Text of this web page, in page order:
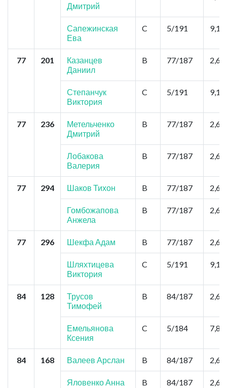
Дмитрий
Сапежинская
Ева
C 5/191 9,1
77 201
Казанцев
Даниил
B 77/187 2,6
Степанчук
Виктория
C 5/191 9,1
77 236
Метельченко
Дмитрий
B 77/187 2,6
Лобакова
Валерия
B 77/187 2,6
77 294 Шаков Тихон B 77/187 2,6
Гомбожапова
Анжела
B 77/187 2,6
77 296 Шекфа Адам B 77/187 2,6
Шляхтицева
Виктория
C 5/191 9,1
84 128
Трусов
Тимофей
B 84/187 2,6
Емельянова
Ксения
C 5/184 7,8
84 168 Валеев Арслан B 84/187 2,6
Яловенко Анна B 84/187 2,6